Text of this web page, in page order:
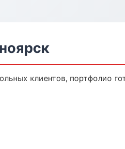
клиентов, портфолио